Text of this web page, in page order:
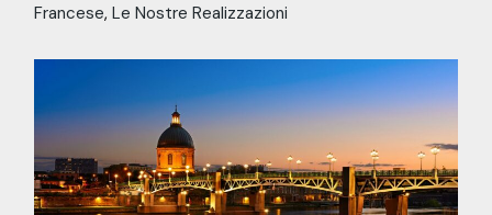
Francese Le Nostre Realizzazioni